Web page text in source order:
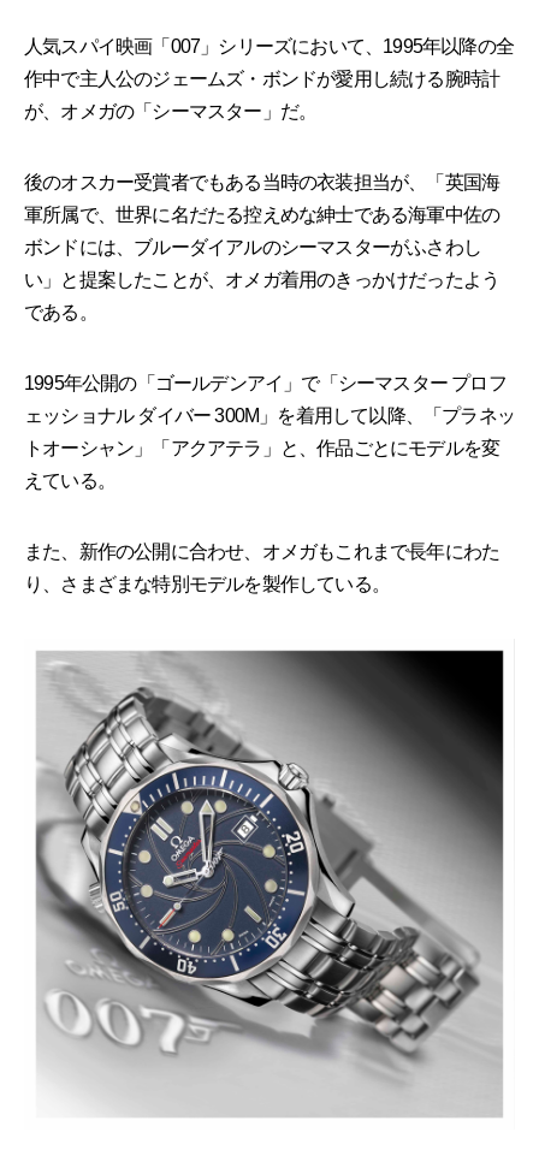
人気スパイ映画「007」シリーズにおいて、1995年以降の全
作中で主人公のジェームズ・ボンドが愛用し続ける腕時計
が、オメガの「シーマスター」だ。
後のオスカー受賞者でもある当時の衣装担当が、「英国海
軍所属で、世界に名だたる控えめな紳士である海軍中佐の
ボンドには、ブルーダイアルのシーマスターがふさわし
い」と提案したことが、オメガ着用のきっかけだったよう
である。
1995年公開の「ゴールデンアイ」で「シーマスター プロフ
ェッショナル ダイバー 300M」を着用して以降、「プラネッ
トオーシャン」「アクアテラ」と、作品ごとにモデルを変
えている。
また、新作の公開に合わせ、オメガもこれまで長年にわた
り、さまざまな特別モデルを製作している。